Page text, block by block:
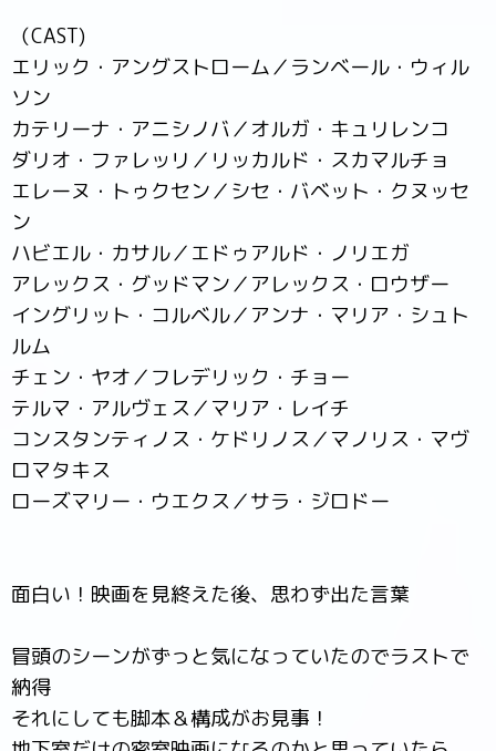
（CAST)
エリック・アングストローム／ランベール・ウィル
ソン
カテリーナ・アニシノバ／オルガ・キュリレンコ
ダリオ・ファレッリ／リッカルド・スカマルチョ
エレーヌ・トゥクセン／シセ・バベット・クヌッセ
ン
ハビエル・カサル／エドゥアルド・ノリエガ
アレックス・グッドマン／アレックス・ロウザー
イングリット・コルベル／アンナ・マリア・シュト
ルム
チェン・ヤオ／フレデリック・チョー
テルマ・アルヴェス／マリア・レイチ
コンスタンティノス・ケドリノス／マノリス・マヴ
ロマタキス
ローズマリー・ウエクス／サラ・ジロドー
面白い！映画を見終えた後、思わず出た言葉
冒頭のシーンがずっと気になっていたのでラストで
納得
それにしても脚本＆構成がお見事！